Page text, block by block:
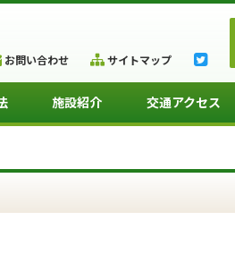
お問い合わせ サイトマップ
施設紹介 交通アクセス